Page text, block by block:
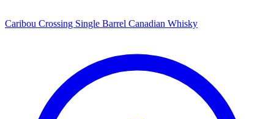
Caribou Crossing Single Barrel Canadian Whisky